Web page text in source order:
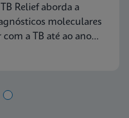
Relief aborda a
moleculares
a TB até ao ano